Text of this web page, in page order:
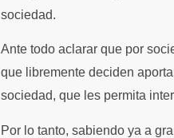
sociedad.
Ante todo aclarar que por
que libremente deciden
sociedad, que les permita
Por lo tanto, sabiendo ya a